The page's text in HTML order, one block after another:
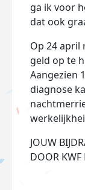
ga ik voor
dat ook
Op 24 april
geld op te
Aangezien
diagnose
JOUW
DOOR KWF